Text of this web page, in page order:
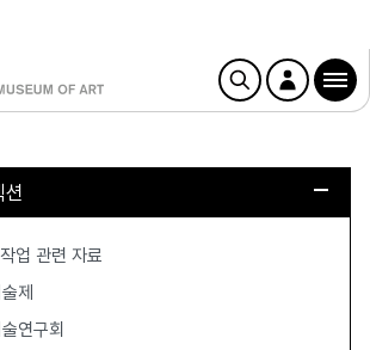
업 관련 자료
제
연구회